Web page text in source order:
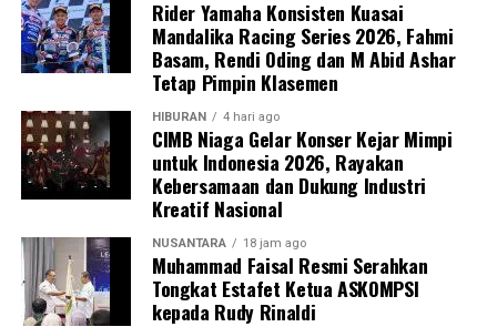
Rider Yamaha Konsisten Kuasai
Mandalika Racing Series 2026, Fahmi
Basam, Rendi Oding dan M Abid Ashar
Tetap Pimpin Klasemen
HIBURAN 4 hari ago
CIMB Niaga Gelar Konser Kejar Mimpi
untuk Indonesia 2026, Rayakan
Kebersamaan dan Dukung Industri
Kreatif Nasional
NUSANTARA 18 jam ago
Muhammad Faisal Resmi Serahkan
Tongkat Estafet Ketua ASKOMPSI
kepada Rudy Rinaldi